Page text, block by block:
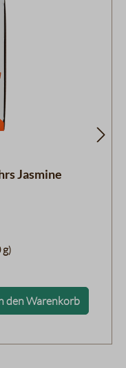
Jasmine
g)
den Warenkorb